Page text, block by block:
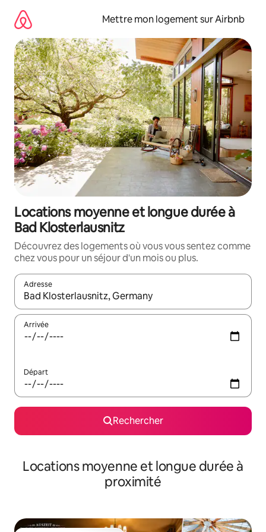
directement
contenu
Mettre mon logement sur Airbnb
Locations moyenne et longue durée à
Bad Klosterlausnitz
Découvrez des logements où vous vous sentez comme
chez vous pour un séjour d'un mois ou plus.
Adresse
Lorsque les résultats s'affichent, utilisez les flèches vers le
Arrivée
Départ
Rechercher
Locations moyenne et longue durée à
proximité